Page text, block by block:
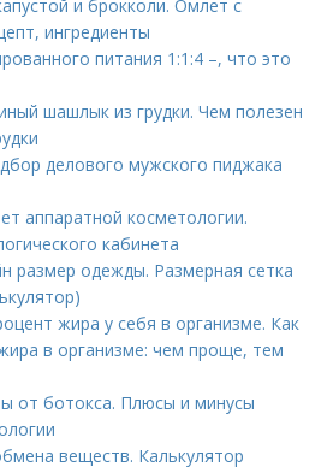
и брокколи. Омлет с
ингредиенты
питания 1:1:4 –, что это
шашлык из грудки. Чем полезен
делового мужского пиджака
аппаратной косметологии.
кабинета
размер одежды. Размерная сетка
жира у себя в организме. Как
в организме: чем проще, тем
от ботокса. Плюсы и минусы
веществ. Калькулятор